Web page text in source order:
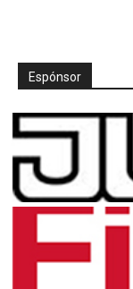
Espónsor